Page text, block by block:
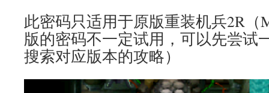
此密码只适用于原版重装机兵2R（
版的密码不一定试用，可以先尝试
搜索对应版本的攻略）